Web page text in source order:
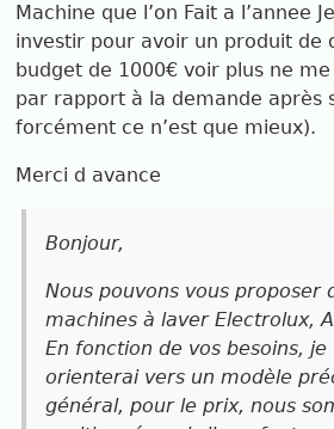
Machine que l’on Fait a l’annee
investir pour avoir un produit de
budget de 1000€ voir plus ne
par rapport à la demande après
forcément ce n’est que mieux).
Merci d avance
Bonjour,
Nous pouvons vous proposer
machines à laver Electrolux,
En fonction de vos besoins, je
orienterai vers un modèle
général, pour le prix, nous